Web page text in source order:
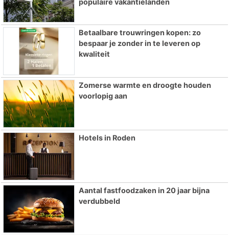
Betaalbare trouwringen kopen: zo
bespaar je zonder in te leveren op
kwaliteit
Zomerse warmte en droogte houden
voorlopig aan
Hotels in Roden
Aantal fastfoodzaken in 20 jaar bijna
verdubbeld